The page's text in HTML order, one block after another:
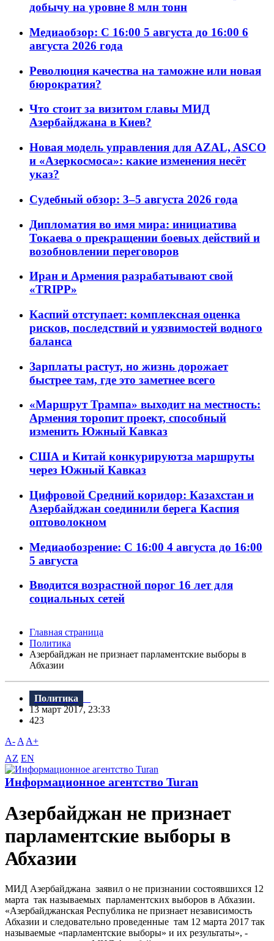
добычу на уровне 8 млн тонн
Медиаобзор: С 16:00 5 августа до 16:00 6
августа 2026 года
Революция качества на таможне или новая
бюрократия?
Что стоит за визитом главы МИД
Азербайджана в Киев?
Новая модель управления для AZAL, ASCO
и «Азеркосмоса»: какие изменения несёт
указ?
Судебный обзор: 3–5 августа 2026 года
Дипломатия во имя мира: инициатива
Токаева о прекращении боевых действий и
возобновлении переговоров
Иран и Армения разрабатывают свой
«TRIPP»
Каспий отступает: комплексная оценка
рисков, последствий и уязвимостей водного
баланса
Зарплаты растут, но жизнь дорожает
быстрее там, где это заметнее всего
«Маршрут Трампа» выходит на местность:
Армения торопит проект, способный
изменить Южный Кавказ
США и Китай конкурируютза маршруты
через Южный Кавказ
Цифровой Средний коридор: Казахстан и
Азербайджан соединили берега Каспия
оптоволокном
Медиаобозрение: С 16:00 4 августа до 16:00
5 августа
Вводится возрастной порог 16 лет для
социальных сетей
Главная страница
Политика
Азербайджан не признает парламентские выборы в
Абхазии
Политика
13 март 2017, 23:33
423
A- A A+
AZ EN
Информационное агентство Turan
Азербайджан не признает
парламентские выборы в
Абхазии
МИД Азербайджана заявил о не признании состоявшихся 12
марта так называемых парламентских выборов в Абхазии.
«Азербайджанская Республика не признает независимость
Абхазии и следовательно проведенные там 12 марта 2017 так
называемые «парламентские выборы» и их результаты», -